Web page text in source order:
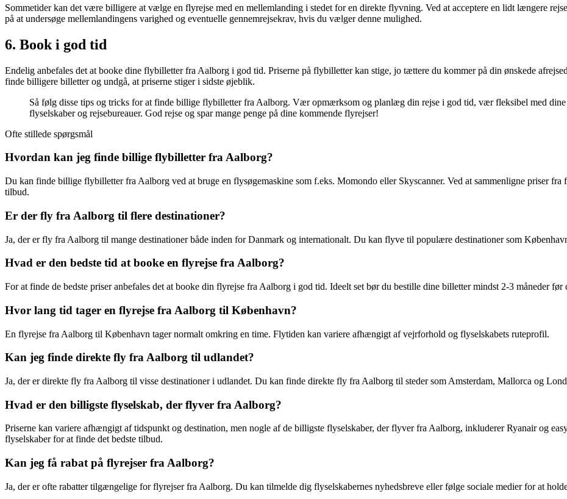
Sommetider kan det være billigere at vælge en flyrejse med en mellemlanding i stedet for en direkte flyvning. Ved at acceptere en lidt længere
på at undersøge mellemlandingens varighed og eventuelle gennemrejsekrav, hvis du vælger denne mulighed.
6. Book i god tid
Endelig anbefales det at booke dine flybilletter fra Aalborg i god tid. Priserne på flybilletter kan stige, jo tættere du kommer på din ønskede
finde billigere billetter og undgå, at priserne stiger i sidste øjeblik.
Så følg disse tips og tricks for at finde billige flybilletter fra Aalborg. Vær opmærksom og planlæg din rejse i god tid, vær fleksibel med
flyselskaber og rejsebureauer. God rejse og spar mange penge på dine kommende flyrejser!
Ofte stillede spørgsmål
Hvordan kan jeg finde billige flybilletter fra Aalborg?
Du kan finde billige flybilletter fra Aalborg ved at bruge en flysøgemaskine som f.eks. Momondo eller Skyscanner. Ved at sammenligne priser fra
tilbud.
Er der fly fra Aalborg til flere destinationer?
Ja, der er fly fra Aalborg til mange destinationer både inden for Danmark og internationalt. Du kan flyve til populære destinationer som
Hvad er den bedste tid at booke en flyrejse fra Aalborg?
For at finde de bedste priser anbefales det at booke din flyrejse fra Aalborg i god tid. Ideelt set bør du bestille dine billetter mindst 2-3 måneder før
Hvor lang tid tager en flyrejse fra Aalborg til København?
En flyrejse fra Aalborg til København tager normalt omkring en time. Flytiden kan variere afhængigt af vejrforhold og flyselskabets ruteprofil.
Kan jeg finde direkte fly fra Aalborg til udlandet?
Ja, der er direkte fly fra Aalborg til visse destinationer i udlandet. Du kan finde direkte fly fra Aalborg til steder som Amsterdam, Mallorca og
Hvad er den billigste flyselskab, der flyver fra Aalborg?
Priserne kan variere afhængigt af tidspunkt og destination, men nogle af de billigste flyselskaber, der flyver fra Aalborg, inkluderer Ryanair og
flyselskaber for at finde det bedste tilbud.
Kan jeg få rabat på flyrejser fra Aalborg?
Ja, der er ofte rabatter tilgængelige for flyrejser fra Aalborg. Du kan tilmelde dig flyselskabernes nyhedsbreve eller følge sociale medier for at